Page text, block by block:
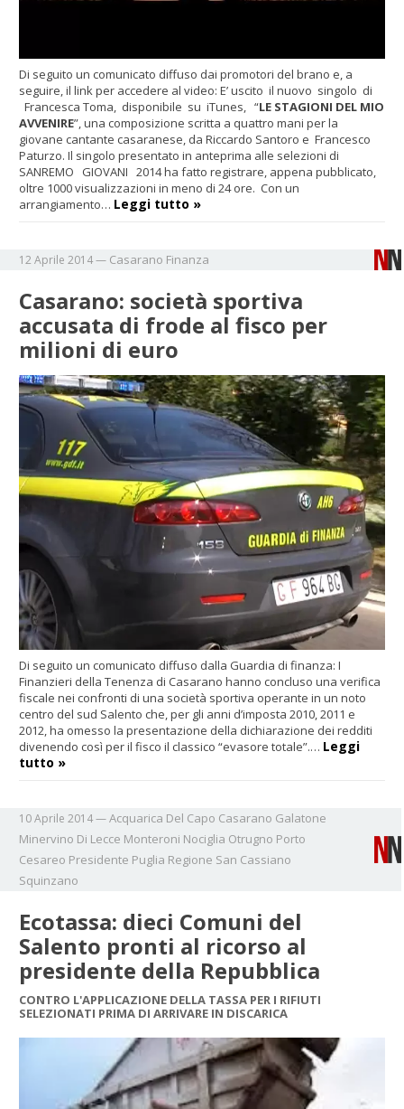
Di seguito un comunicato diffuso dai promotori del brano e, a
seguire, il link per accedere al video: E’ uscito il nuovo singolo di
Francesca Toma, disponibile su iTunes, “LE STAGIONI DEL MIO
AVVENIRE”, una composizione scritta a quattro mani per la
giovane cantante casaranese, da Riccardo Santoro e Francesco
Paturzo. Il singolo presentato in anteprima alle selezioni di
SANREMO GIOVANI 2014 ha fatto registrare, appena pubblicato,
oltre 1000 visualizzazioni in meno di 24 ore. Con un
arrangiamento… Leggi tutto »
12 Aprile 2014— Casarano Finanza
Casarano: società sportiva
accusata di frode al fisco per
milioni di euro
Di seguito un comunicato diffuso dalla Guardia di finanza: I
Finanzieri della Tenenza di Casarano hanno concluso una verifica
fiscale nei confronti di una società sportiva operante in un noto
centro del sud Salento che, per gli anni d’imposta 2010, 2011 e
2012, ha omesso la presentazione della dichiarazione dei redditi
divenendo così per il fisco il classico “evasore totale”.… Leggi
tutto »
10 Aprile 2014—Acquarica Del Capo Casarano Galatone
Minervino Di Lecce Monteroni Nociglia Otrugno Porto
Cesareo Presidente Puglia Regione San Cassiano
Squinzano
Ecotassa: dieci Comuni del
Salento pronti al ricorso al
presidente della Repubblica
CONTRO L'APPLICAZIONE DELLA TASSA PER I RIFIUTI
SELEZIONATI PRIMA DI ARRIVARE IN DISCARICA